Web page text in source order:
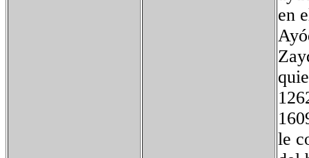
en
le